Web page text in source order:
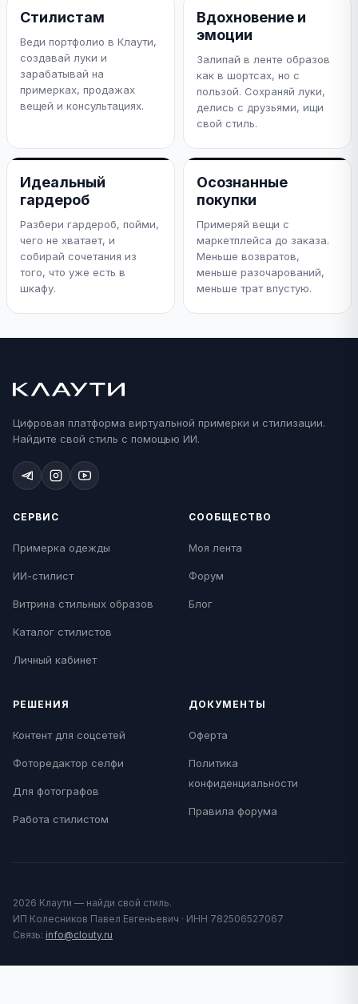
Стилистам
Веди портфолио в Клаути,
создавай луки и
зарабатывай на
примерках, продажах
вещей и консультациях.
Вдохновение и
эмоции
Залипай в ленте образов
как в шортсах, но с
пользой. Сохраняй луки,
делись с друзьями, ищи
свой стиль.
Идеальный
гардероб
Разбери гардероб, пойми,
чего не хватает, и
собирай сочетания из
того, что уже есть в
шкафу.
Осознанные
покупки
Примеряй вещи с
маркетплейса до заказа.
Меньше возвратов,
меньше разочарований,
меньше трат впустую.
Цифровая платформа виртуальной примерки и стилизации.
Найдите свой стиль с помощью ИИ.
СЕРВИС
Примерка одежды
ИИ-стилист
Витрина стильных образов
Каталог стилистов
Личный кабинет
СООБЩЕСТВО
Моя лента
Форум
Блог
РЕШЕНИЯ
Контент для соцсетей
Фоторедактор селфи
Для фотографов
Работа стилистом
ДОКУМЕНТЫ
Оферта
Политика
конфиденциальности
Правила форума
2026 Клаути — найди свой стиль.
ИП Колесников Павел Евгеньевич · ИНН 782506527067
Связь: info@clouty.ru